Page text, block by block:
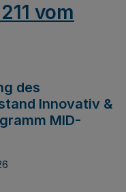
vom
des
Innovativ &
MID-